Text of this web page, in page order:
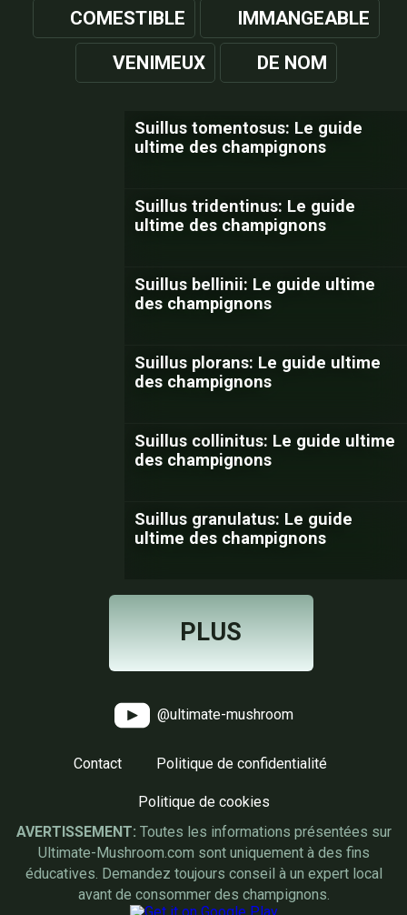
COMESTIBLE IMMANGEABLE
VENIMEUX DE NOM
Suillus tomentosus: Le guide
ultime des champignons
Suillus tridentinus: Le guide
ultime des champignons
Suillus bellinii: Le guide ultime
des champignons
Suillus plorans: Le guide ultime
des champignons
Suillus collinitus: Le guide ultime
des champignons
Suillus granulatus: Le guide
ultime des champignons
PLUS
@ultimate-mushroom
Contact Politique de confidentialité
Politique de cookies
AVERTISSEMENT: Toutes les informations présentées sur
Ultimate-Mushroom.com sont uniquement à des fins
éducatives. Demandez toujours conseil à un expert local
avant de consommer des champignons.